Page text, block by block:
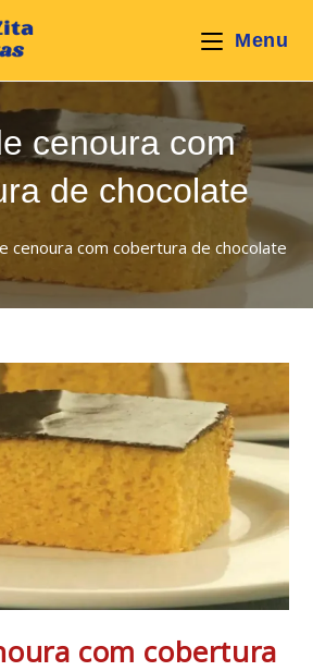
Menu
cenoura com
de chocolate
cenoura com cobertura de chocolate
com cobertura